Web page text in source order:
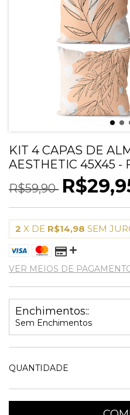
KIT 4 CAPAS DE
AESTHETIC 45X45 -
R$59,90
2 X DE R$14,98 SEM
VER MEIOS DE
Enchimentos::
Sem Enchimentos
QUANTIDADE